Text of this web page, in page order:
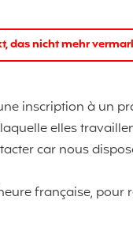
das nicht mehr
inscription à un
elles
car nous
française, pour